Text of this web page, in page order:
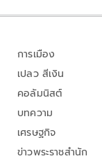
การเมือง
เปลว สีเงิน
คอลัมนิสต์
บทความ
เศรษฐกิจ
ข่าวพระราชสำนัก